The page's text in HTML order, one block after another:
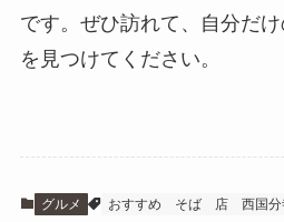
です。ぜひ訪れて、自分だ
を見つけてください。
グルメ おすすめ そば 店 西国